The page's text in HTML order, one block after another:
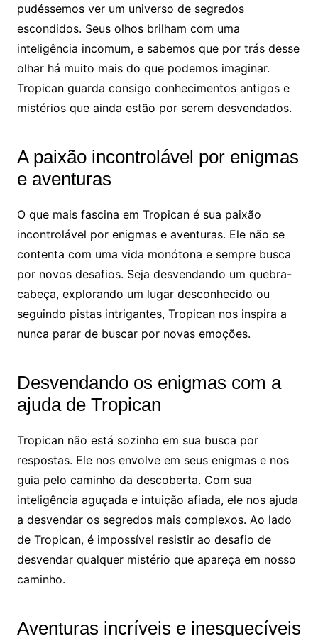
pudéssemos ver um universo de segredos
escondidos. Seus olhos brilham com uma
inteligência incomum, e sabemos que por trás desse
olhar há muito mais do que podemos imaginar.
Tropican guarda consigo conhecimentos antigos e
mistérios que ainda estão por serem desvendados.
A paixão incontrolável por enigmas
e aventuras
O que mais fascina em Tropican é sua paixão
incontrolável por enigmas e aventuras. Ele não se
contenta com uma vida monótona e sempre busca
por novos desafios. Seja desvendando um quebra-
cabeça, explorando um lugar desconhecido ou
seguindo pistas intrigantes, Tropican nos inspira a
nunca parar de buscar por novas emoções.
Desvendando os enigmas com a
ajuda de Tropican
Tropican não está sozinho em sua busca por
respostas. Ele nos envolve em seus enigmas e nos
guia pelo caminho da descoberta. Com sua
inteligência aguçada e intuição afiada, ele nos ajuda
a desvendar os segredos mais complexos. Ao lado
de Tropican, é impossível resistir ao desafio de
desvendar qualquer mistério que apareça em nosso
caminho.
Aventuras incríveis e inesquecíveis